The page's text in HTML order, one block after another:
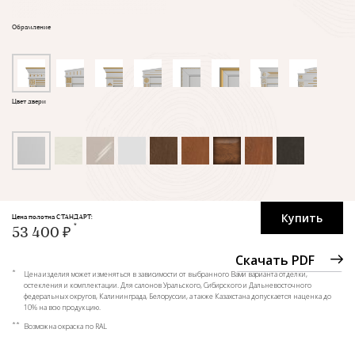
Обрамление
Цвет двери
Купить
Скачать PDF
Цена полотна СТАНДАРТ:
53 400 ₽
*
Цена изделия может изменяться в зависимости от выбранного Вами варианта отделки,
остекления и комплектации. Для салонов Уральского, Сибирского и Дальневосточного
федеральных округов, Калининграда, Белоруссии, а также Казахстана допускается наценка до
10% на всю продукцию.
** Возможна окраска по RAL